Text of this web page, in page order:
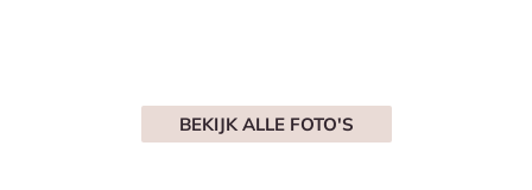
BEKIJK ALLE FOTO'S